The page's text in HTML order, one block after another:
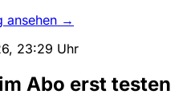
ansehen →
23:29 Uhr
Abo erst testen